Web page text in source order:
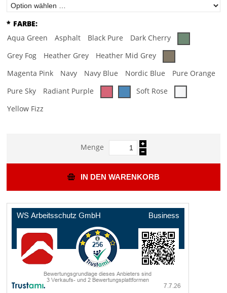
* FARBE:
Aqua Green
Asphalt Black Pure
Dark Cherry
Grey Fog
Heather Grey
Heather Mid Grey
Magenta Pink
Navy Navy Blue Nordic Blue
Pure Orange
Pure Sky
Radiant Purple
Soft Rose
Yellow Fizz
Menge
IN DEN WARENKORB